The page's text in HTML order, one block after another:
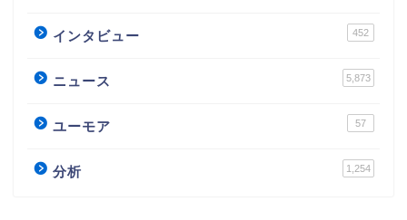
インタビュー 452
ニュース 5,873
ユーモア 57
分析 1,254